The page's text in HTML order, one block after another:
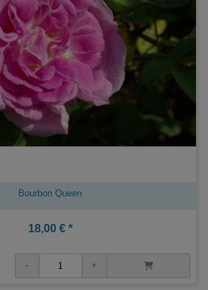
Bourbon Queen
18,00 € *